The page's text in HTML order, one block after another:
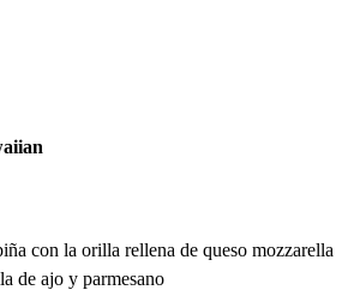
con la orilla rellena de queso mozzarella
de ajo y parmesano